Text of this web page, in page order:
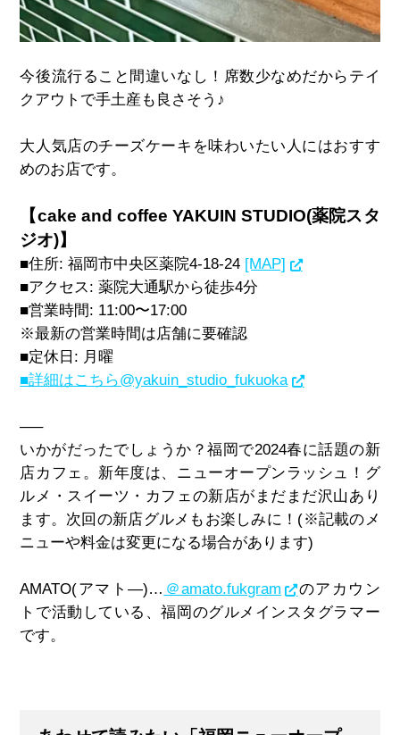
今後流行ること間違いなし！席数少なめだからテイ
クアウトで手土産も良さそう♪
大人気店のチーズケーキを味わいたい人にはおすす
めのお店です。
【cake and coffee YAKUIN STUDIO(薬院スタ
ジオ)】
■住所:福岡市中央区薬院4-18-24 [MAP]
■アクセス:薬院大通駅から徒歩4分
■営業時間: 11:00〜17:00
※最新の営業時間は店舗に要確認
■定休日 : 月曜
■詳細はこちら@yakuin_studio_fukuoka
—–
いかがだったでしょうか？福岡で2024春に話題の新
店カフェ。新年度は、ニューオープンラッシュ！グ
ルメ・スイーツ・カフェの新店がまだまだ沢山あり
ます。次回の新店グルメもお楽しみに！ (※記載のメ
ニューや料金は変更になる場合があります)
AMATO(アマト―)… ＠amato.fukgram
のアカウン
トで活動している、福岡のグルメインスタグラマー
です。